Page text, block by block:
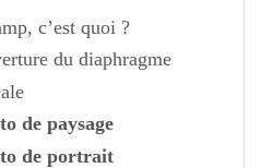
c’est quoi ?
du diaphragme
de paysage
de portrait